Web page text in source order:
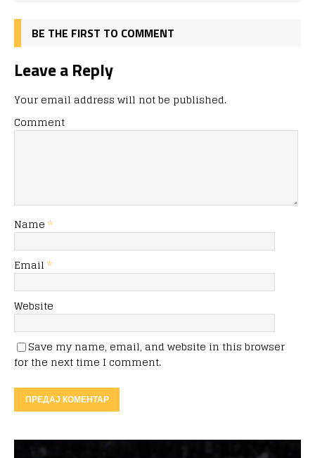
BE THE FIRST TO COMMENT
Leave a Reply
Your email address will not be published.
Comment
Name *
Email *
Website
Save my name, email, and website in this browser
for the next time I comment.